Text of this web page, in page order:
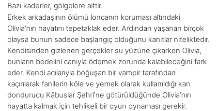
Bazı kaderler, gölgelere aittir.
Erkek arkadaşının ölümü loncanın koruması altındaki
Olivia’nın hayatını tepetaklak eder. Ardından yaşanan birçok
olaysa bunun sadece başlangıç olduğunu kanıtlar niteliktedir.
Kendisinden gizlenen gerçekler su yüzüne çıkarken Olivia,
bunların bedelini canıyla ödemek zorunda kalabileceğini fark
eder. Kendi acılarıyla boğuşan bir vampir tarafından
kaçırılarak fanilerin köle ve yemek olarak kullanıldığı kan
dondurucu Kâbuslar Şehri’ne götürüldüğünde Olivia’nın
hayatta kalmak için tehlikeli bir oyun oynaması gerekir.